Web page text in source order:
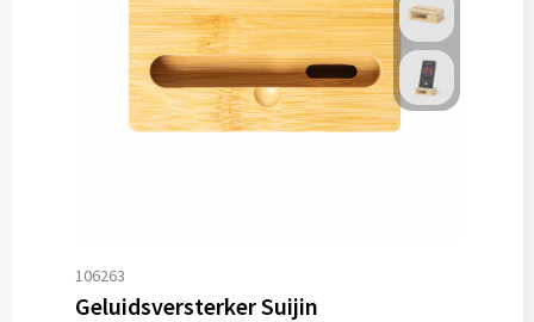
106263
Geluidsversterker Suijin